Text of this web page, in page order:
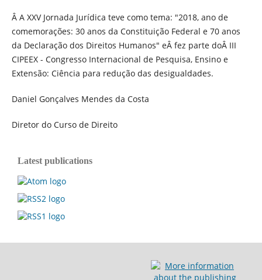
Â A XXV Jornada Jurídica teve como tema: "2018, ano de
comemorações: 30 anos da Constituição Federal e 70 anos
da Declaração dos Direitos Humanos" eÂ fez parte doÂ III
CIPEEX - Congresso Internacional de Pesquisa, Ensino e
Extensão: Ciência para redução das desigualdades.
Daniel Gonçalves Mendes da Costa
Diretor do Curso de Direito
Latest publications